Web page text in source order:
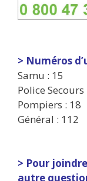
> Numéros
Samu : 15
Police Secours
Pompiers : 18
Général : 112
> Pour
autre